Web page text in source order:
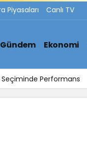
Piyasaları Canlı TV
Gündem Ekonomi
Seçiminde Performans